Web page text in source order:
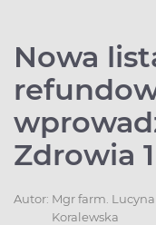
Nowa
Zdrowia
Autor: Mgr farm. Lucyna
Koralewska